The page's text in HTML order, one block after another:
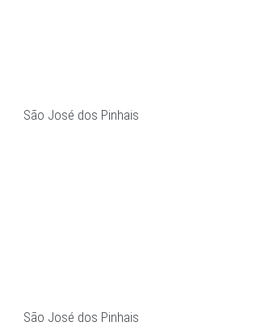
São José dos Pinhais
São José dos Pinhais